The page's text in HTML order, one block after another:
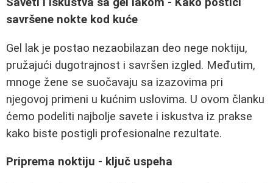
savršene nokte kod kuće
Gel lak je postao nezaobilazan deo nege noktiju,
pružajući dugotrajnost i savršen izgled. Međutim,
mnoge žene se suočavaju sa izazovima pri
njegovoj primeni u kućnim uslovima. U ovom članku
ćemo podeliti najbolje savete i iskustva iz prakse
kako biste postigli profesionalne rezultate.
Priprema noktiju - ključ uspeha